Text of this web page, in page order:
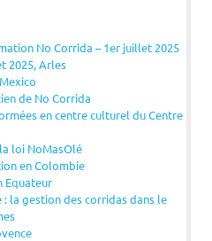
No Corrida – 1er juillet 2025
2025, Arles
de No Corrida
en centre culturel du Centre
loi NoMasOlé
en Colombie
Equateur
la gestion des corridas dans le